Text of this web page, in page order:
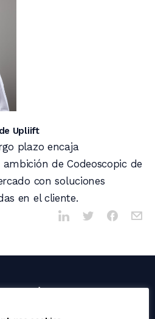
Upliift
plazo encaja
de Codeoscopic de
con soluciones
en el cliente.